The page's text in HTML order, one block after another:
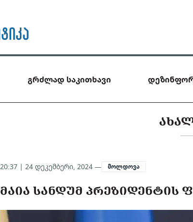
გრძლად საკითხავი
20:37 | 24 დეკემბერი, 2024 — მოლდოვა
ᲛᲐᲘᲐ ᲡᲐᲜᲓᲣᲛ ᲞᲠᲔᲖᲘᲓᲔᲜᲢᲘᲡ